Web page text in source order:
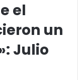
el
un
Julio